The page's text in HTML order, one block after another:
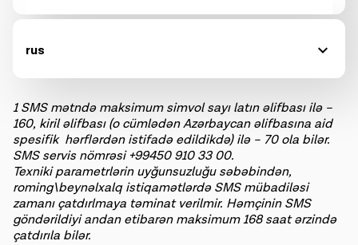
rus
1 SMS mətndə maksimum simvol sayı latın əlifbası ilə –
160, kiril əlifbası (o cümlədən Azərbaycan əlifbasına aid
spesifik hərflərdən istifadə edildikdə)ilə – 70 ola bilər.
SMS servis nömrəsi +99450 910 33 00.
Texniki parametrlərin uyğunsuzluğu səbəbindən,
roming\beynəlxalq istiqamətlərdə SMS mübadiləsi
zamanı çatdırlmaya təminat verilmir. Həmçinin SMS
göndərildiyi andan etibarən maksimum 168 saat ərzində
çatdırıla bilər.